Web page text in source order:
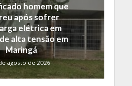
homem que
após sofrer
elétrica em
alta tensão em
Maringá
agosto de 2026